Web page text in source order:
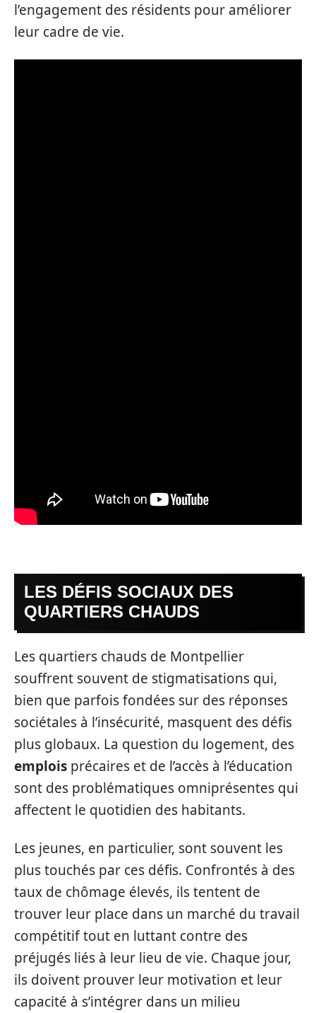
l’engagement des résidents pour améliorer
leur cadre de vie.
LES DÉFIS SOCIAUX DES
QUARTIERS CHAUDS
Les quartiers chauds de Montpellier
souffrent souvent de stigmatisations qui,
bien que parfois fondées sur des réponses
sociétales à l’insécurité, masquent des défis
plus globaux. La question du logement, des
emplois précaires et de l’accès à l’éducation
sont des problématiques omniprésentes qui
affectent le quotidien des habitants.
Les jeunes, en particulier, sont souvent les
plus touchés par ces défis. Confrontés à des
taux de chômage élevés, ils tentent de
trouver leur place dans un marché du travail
compétitif tout en luttant contre des
préjugés liés à leur lieu de vie. Chaque jour,
ils doivent prouver leur motivation et leur
capacité à s’intégrer dans un milieu